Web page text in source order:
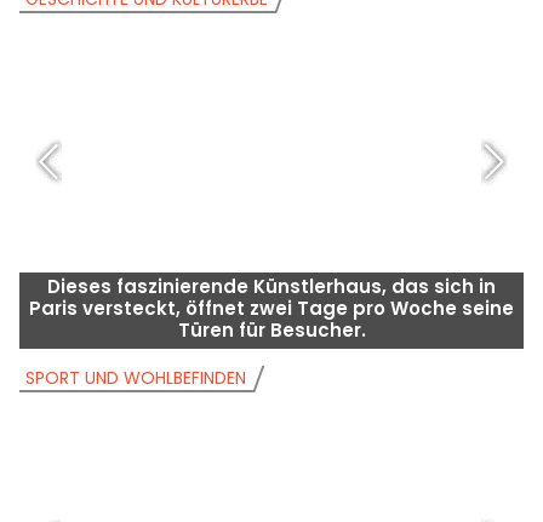
Dieses faszinierende Künstlerhaus, das sich in
Paris versteckt, öffnet zwei Tage pro Woche seine
Türen für Besucher.
SPORT UND WOHLBEFINDEN